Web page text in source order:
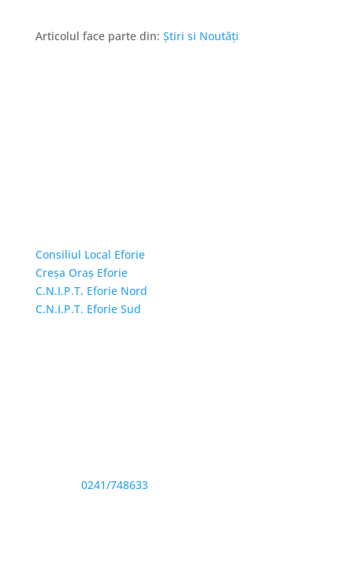
Articolul face parte din: Știri si Noutăți
Consiliul Local Eforie
Creșa Oraș Eforie
C.N.I.P.T. Eforie Nord
C.N.I.P.T. Eforie Sud
0241/748633